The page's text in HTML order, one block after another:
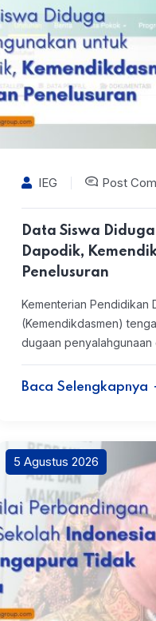
IEG Post
Data Siswa
Dapodik,
Penelusuran
Kementerian Pendidikan
(Kemendikdasmen)
dugaan penyalahgunaan
Baca Selengkapnya
5 Agustus 2026